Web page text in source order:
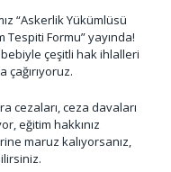
“Askerlik Yükümlüsü
Tespiti Formu” yayında!
çeşitli hak ihlalleri
cezaları, ceza davaları
eğitim hakkınız
maruz kalıyorsanız,